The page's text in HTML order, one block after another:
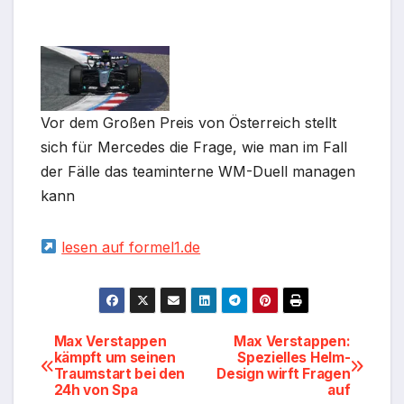
Vor dem Großen Preis von Österreich stellt
sich für Mercedes die Frage, wie man im Fall
der Fälle das teaminterne WM-Duell managen
kann
lesen auf formel1.de
Beitragsnavigation
Max Verstappen:
Spezielles Helm-
Design wirft Fragen
auf
Max Verstappen
kämpft um seinen
Traumstart bei den
24h von Spa